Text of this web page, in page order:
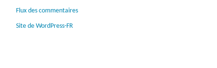
Flux des commentaires
Site de WordPress-FR